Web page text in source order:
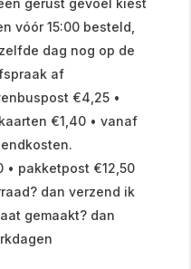
vóór 15:00 besteld,
dag nog op de
af
€4,25 •
€1,40 • vanaf
• pakketpost €12,50
dan verzend ik
gemaakt? dan